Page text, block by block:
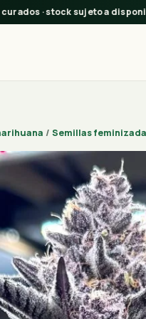
· stock sujeto a
/ Semillas